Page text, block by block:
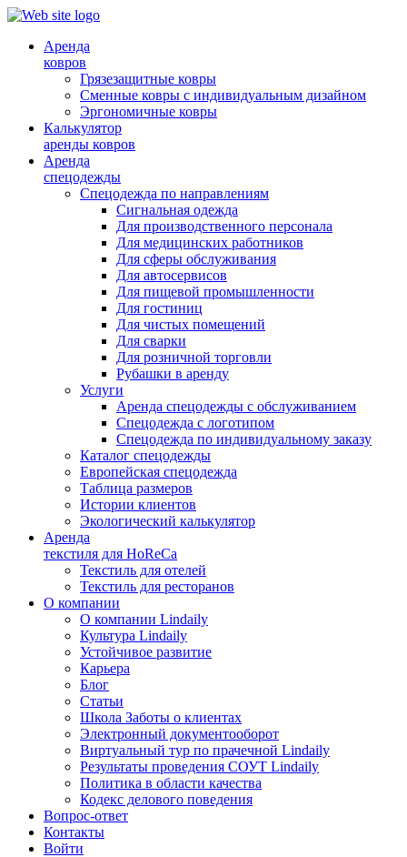
Аренда
ковров
Грязезащитные ковры
Сменные ковры с индивидуальным дизайном
Эргономичные ковры
Калькулятор
аренды ковров
Аренда
спецодежды
Спецодежда по направлениям
Сигнальная одежда
Для производственного персонала
Для медицинских работников
Для сферы обслуживания
Для автосервисов
Для пищевой промышленности
Для гостиниц
Для чистых помещений
Для сварки
Для розничной торговли
Рубашки в аренду
Услуги
Аренда спецодежды с обслуживанием
Спецодежда с логотипом
Спецодежда по индивидуальному заказу
Каталог спецодежды
Европейская спецодежда
Таблица размеров
Истории клиентов
Экологический калькулятор
Аренда
текстиля для HoReCa
Текстиль для отелей
Текстиль для ресторанов
О компании
О компании Lindaily
Культура Lindaily
Устойчивое развитие
Карьера
Блог
Статьи
Школа Заботы о клиентах
Электронный документооборот
Виртуальный тур по прачечной Lindaily
Результаты проведения СОУТ Lindaily
Политика в области качества
Кодекс делового поведения
Вопрос-ответ
Контакты
Войти